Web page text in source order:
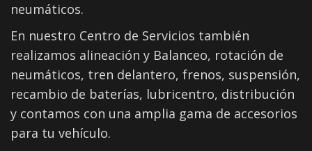
neumáticos.
En nuestro Centro de Servicios también
realizamos alineación y Balanceo, rotación de
neumáticos, tren delantero, frenos, suspensión,
recambio de baterías, lubricentro, distribución
y contamos con una amplia gama de accesorios
para tu vehículo.